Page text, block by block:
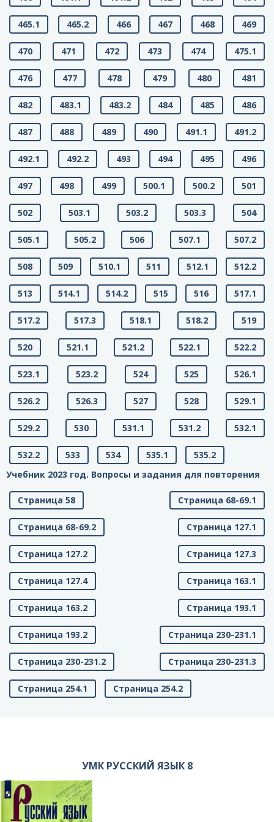
465.1 465.2 466 467 468 469
470 471 472 473 474 475.1
476 477 478 479 480 481
482 483.1 483.2 484 485 486
487 488 489 490 491.1 491.2
492.1 492.2 493 494 495 496
497 498 499 500.1 500.2 501
502 503.1 503.2 503.3 504
505.1 505.2 506 507.1 507.2
508 509 510.1 511 512.1 512.2
513 514.1 514.2 515 516 517.1
517.2 517.3 518.1 518.2 519
520 521.1 521.2 522.1 522.2
523.1 523.2 524 525 526.1
526.2 526.3 527 528 529.1
529.2 530 531.1 531.2 532.1
532.2 533 534 535.1
535.2
Учебник 2023 год. Вопросы и задания для повторения
Страница 58 Страница 68-69.1
Страница 68-69.2 Страница 127.1
Страница 127.2 Страница 127.3
Страница 127.4 Страница 163.1
Страница 163.2 Страница 193.1
Страница 193.2 Страница 230-231.1
Страница 230-231.2 Страница 230-231.3
Страница 254.1 Страница 254.2
УМК РУССКИЙ ЯЗЫК 8